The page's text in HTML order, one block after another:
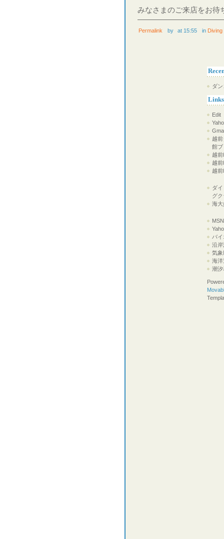
みなさまのご来店をお待
Permalink by at 15:55 in Diving
ダ
Links
Edit
越
館ブ
越
越
越
ダ
グ
海大
バ
沿岸
気象
海洋
潮汐